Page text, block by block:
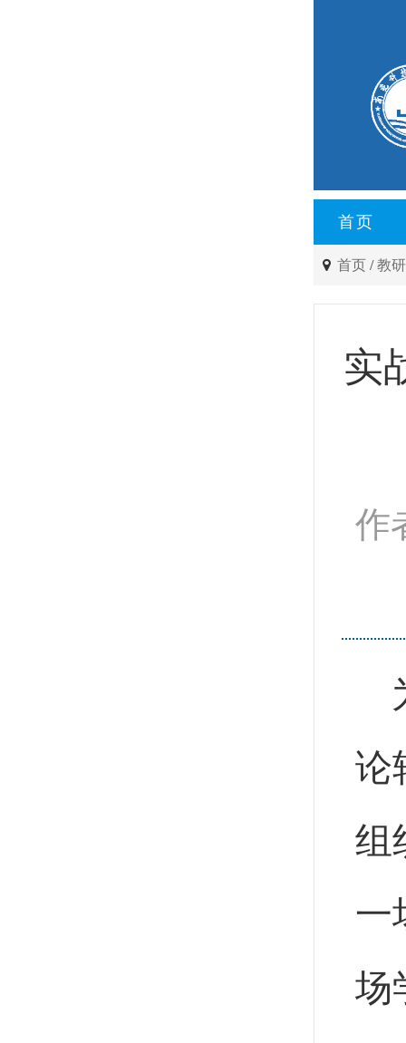
首页
首页 /教
实
作
论
组
一
场